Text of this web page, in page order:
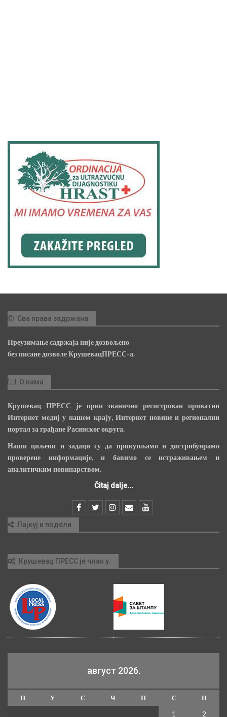
Сва права задржана
Преузимање садржаја није дозвољено
без писане дозволе КрушевацПРЕСС-а.
О нама
Крушевац ПРЕСС је први званично регистрован приватни
Интернет медиј у нашем крају, Интернет новине и регионални
портал за грађане Расинског округа.
Наши циљеви и задаци су да прикупљамо и дистрибуирамо
проверене информације, и бавимо се истраживањем и
аналитичким новинарством.
Čitaj dalje...
Лајкуј и подели
Крушевац ПРЕСС је члан у:
август 2026.
П У С Ч П С
Н
1
2